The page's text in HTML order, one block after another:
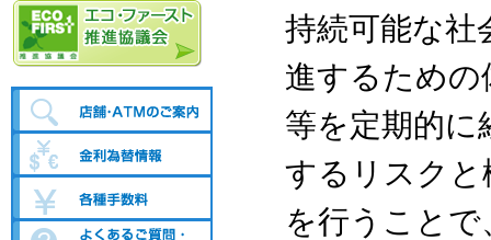
持続可能な社
進するための
等を定期的に
するリスクと
を行うこと